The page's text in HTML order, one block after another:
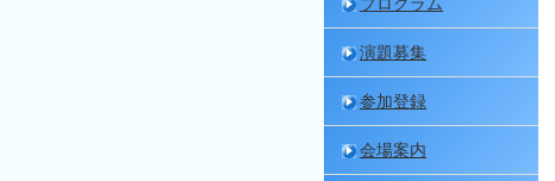
演題募集
参加登録
会場案内